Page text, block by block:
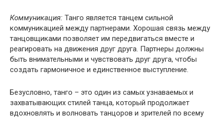
Коммуникация: Танго является танцем сильной
коммуникацией между партнерами. Хорошая связь между
танцовщиками позволяет им передвигаться вместе и
реагировать на движения друг друга. Партнеры должны
быть внимательными и чувствовать друг друга, чтобы
создать гармоничное и единственное выступление.
Безусловно, танго – это один из самых узнаваемых и
захватывающих стилей танца, который продолжает
вдохновлять и волновать танцоров и зрителей по всему